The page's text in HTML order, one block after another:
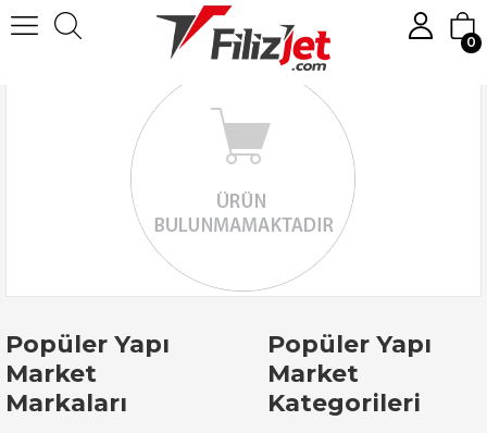
0
Popüler Yapı
Market
Markaları
Popüler Yapı
Market
Kategorileri